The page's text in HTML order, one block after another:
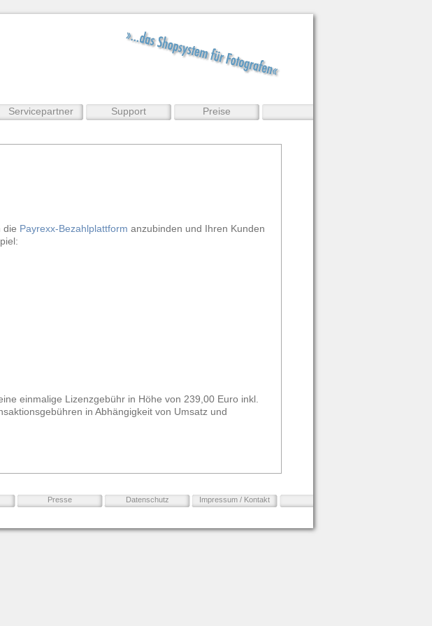
Servicepartner Support Preise
die Payrexx-Bezahlplattform anzubinden und Ihren Kunden
einmalige Lizenzgebühr in Höhe von 239,00 Euro inkl.
in Abhängigkeit von Umsatz und
Impressum / Kontakt
Datenschutz
Presse